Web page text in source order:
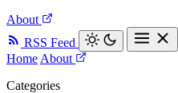
About
RSS Feed
Home About
Categories